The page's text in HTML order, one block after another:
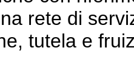
rete di
tutela e